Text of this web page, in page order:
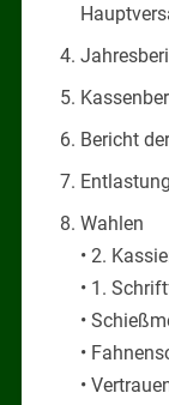
Bericht
Wahlen
• 2.
• 1.
•
•
•